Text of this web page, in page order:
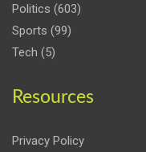
Politics (603)
Sports (99)
Tech (5)
Resources
Privacy Policy